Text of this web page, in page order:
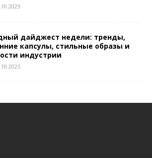
дайджест недели: тренды,
капсулы, стильные образы и
индустрии